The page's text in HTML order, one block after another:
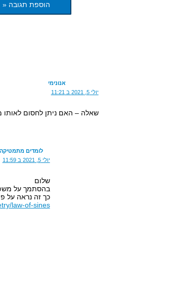
אנונימי
יולי 5, 2021 ב 11:21
שאלה – האם ניתן לחסום לאותו
לומדים מתמטיקה
יולי 5, 2021 ב 11:59
שלום
בהסתמך על
כך זה נראה על
law-of-sines/